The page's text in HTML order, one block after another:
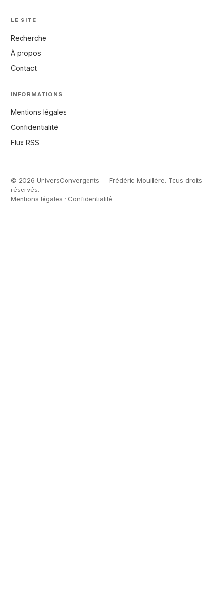
LE SITE
Recherche
À propos
Contact
INFORMATIONS
Mentions légales
Confidentialité
Flux RSS
© 2026 UniversConvergents — Frédéric Mouillère. Tous droits
réservés.
Mentions légales · Confidentialité